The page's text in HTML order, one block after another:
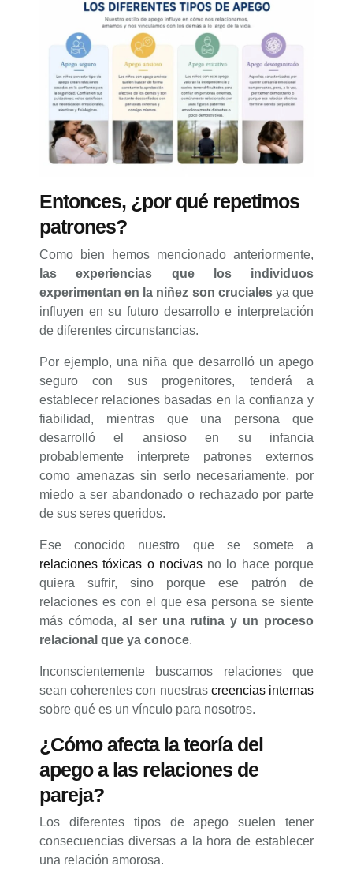
Entonces, ¿por qué repetimos
patrones?
Como bien hemos mencionado anteriormente,
las experiencias que los individuos
experimentan en la niñez son crucialesya que
influyen en su futuro desarrollo e interpretación
de diferentes circunstancias.
Por ejemplo, una niña que desarrolló un apego
seguro con sus progenitores, tenderá a
establecer relaciones basadas en la confianza y
fiabilidad, mientras que una persona que
desarrolló el ansioso en su infancia
probablemente interprete patrones externos
como amenazas sin serlo necesariamente, por
miedo a ser abandonado o rechazado por parte
de sus seres queridos.
Ese conocido nuestro que se somete a
relaciones tóxicas o nocivasno lo hace porque
quiera sufrir, sino porque ese patrón de
relaciones es con el que esa persona se siente
más cómoda, al ser una rutina y un proceso
relacional que ya conoce.
Inconscientemente buscamos relaciones que
sean coherentes con nuestras creencias internas
sobre qué es un vínculo para nosotros.
¿Cómo afecta la teoría del
apego a las relaciones de
pareja?
Los diferentes tipos de apego suelen tener
consecuencias diversas a la hora de establecer
una relación amorosa.